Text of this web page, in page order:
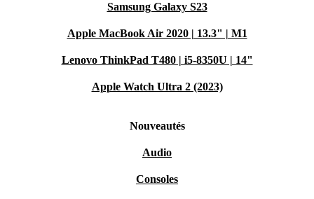
Samsung Galaxy S23
Apple MacBook Air 2020 | 13.3" | M1
Lenovo ThinkPad T480 | i5-8350U | 14"
Apple Watch Ultra 2 (2023)
Nouveautés
Audio
Consoles